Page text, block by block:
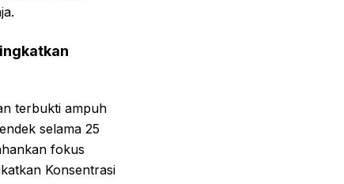
terbukti ampuh
selama 25
fokus
Konsentrasi